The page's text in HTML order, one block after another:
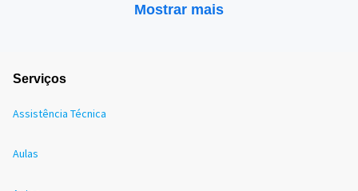
Mostrar mais
Serviços
Assistência Técnica
Aulas